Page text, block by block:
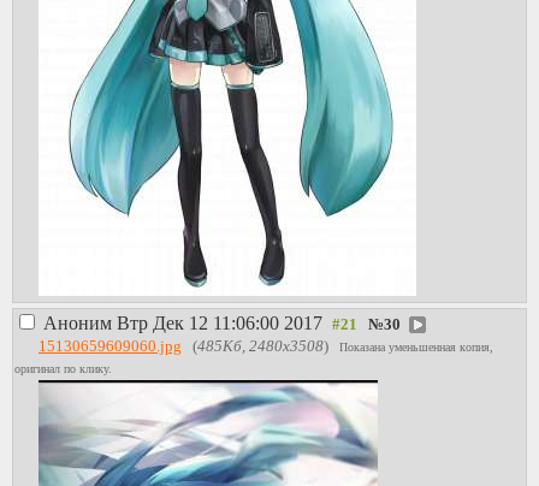
Аноним Втр Дек 12 11:06:00 2017 №30
15130659609060.jpg (485Кб, 2480x3508)
Показана уменьшенная копия,
оригинал по клику.